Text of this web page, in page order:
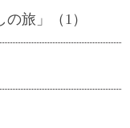
旅」（1）